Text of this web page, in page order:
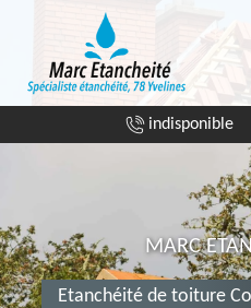
indisponible
MARC
Etanchéité de toiture